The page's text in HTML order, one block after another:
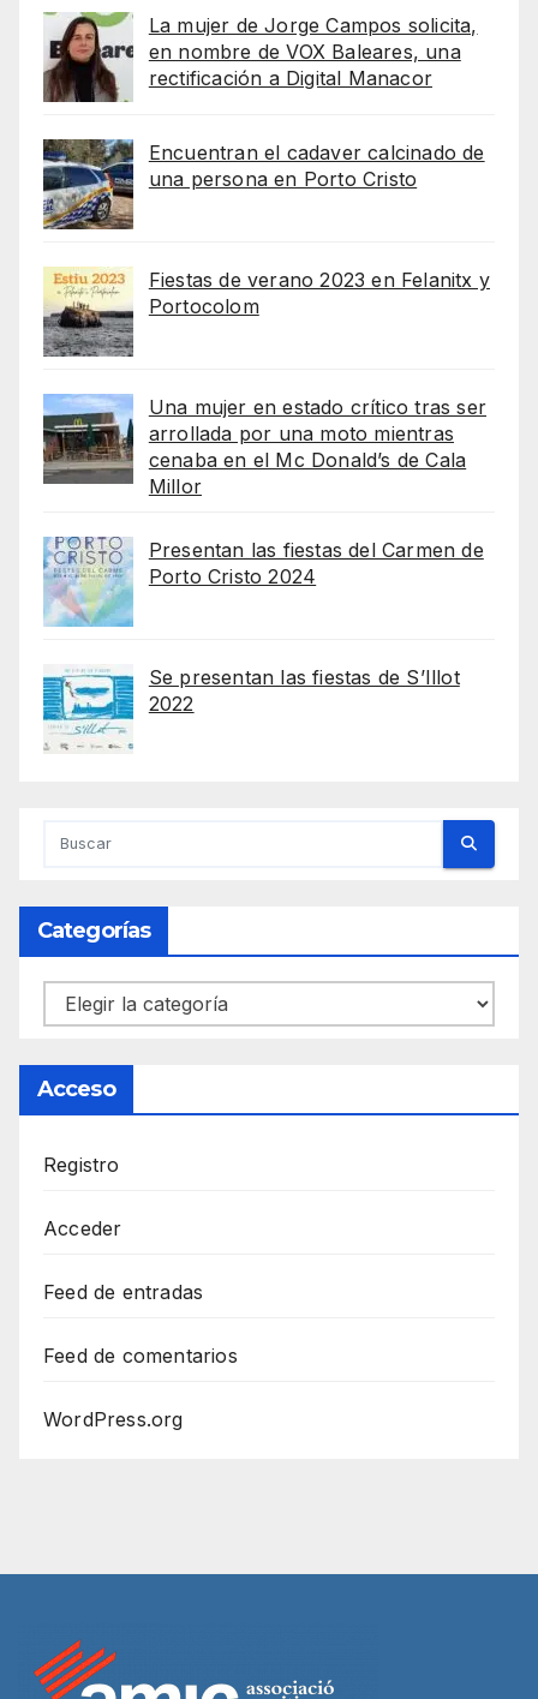
La mujer de Jorge Campos solicita,
en nombre de VOX Baleares, una
rectificación a Digital Manacor
Encuentran el cadaver calcinado de
una persona en Porto Cristo
Fiestas de verano 2023 en Felanitx y
Portocolom
Una mujer en estado crítico tras ser
arrollada por una moto mientras
cenaba en el Mc Donald’s de Cala
Millor
Presentan las fiestas del Carmen de
Porto Cristo 2024
Se presentan las fiestas de S’Illot
2022
Categorías
Categorías
Acceso
Registro
Acceder
Feed de entradas
Feed de comentarios
WordPress.org